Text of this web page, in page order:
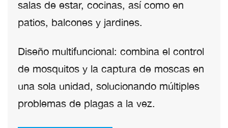
salas de estar, cocinas, así como en
patios, balcones y jardines.
Diseño multifuncional: combina el control
de mosquitos y la captura de moscas en
una sola unidad, solucionando múltiples
problemas de plagas a la vez.